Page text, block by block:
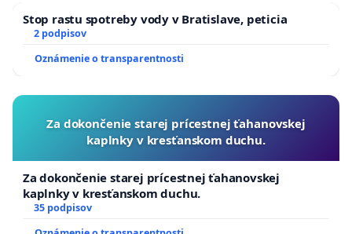
Stop rastu spotreby vody v Bratislave, peticia
2 podpisov
Oznámenie o transparentnosti
Za dokončenie starej prícestnej ťahanovskej
kaplnky v kresťanskom duchu.
Za dokončenie starej prícestnej ťahanovskej
kaplnky v kresťanskom duchu.
35 podpisov